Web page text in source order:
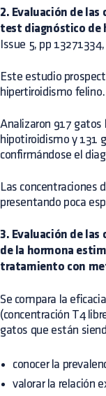
2. Evaluación de
test diagnóstico de
Issue 5, pp
Este estudio
hipertiroidismo felino.
Analizaron 917
hipotiroidismo y 131
confirmándose el
Las concentraciones
presentando poca
3. Evaluación de
de la hormona
tratamiento con
Se compara la
(concentración T4
gatos que están
conocer la
valorar la relación